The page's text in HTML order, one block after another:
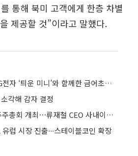
통해 북미 고객에게 한층 차별
제공할 것”이라고 말했다.
“식물도 장비빨”…LG전자 ‘틔운 미니’와 함께한 금어초의 생애주기
각해 감자 결정
LG전자, 내달 23일 주주총회 개최⋯류재철 CEO 사내이사 선임
럽 시장 진출∙∙∙스테이블코인 확장